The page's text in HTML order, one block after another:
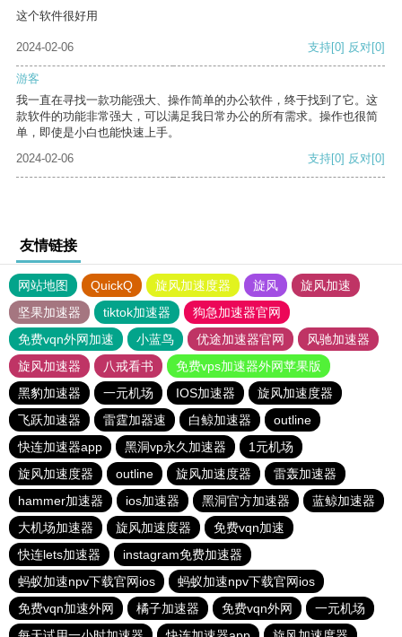
这个软件很好用
2024-02-06 支持[0] 反对[0]
游客
我一直在寻找一款功能强大、操作简单的办公软件，终于找到了它。这
款软件的功能非常强大，可以满足我日常办公的所有需求。操作也很简
单，即使是小白也能快速上手。
2024-02-06
支持[0] 反对[0]
友情链接
网站地图 QuickQ 旋风加速度器 旋风
旋风加速
坚果加速器
tiktok加速器
狗急加速器官网
免费vqn外网加速
小蓝鸟 优途加速器官网
风驰加速器
旋风加速器
八戒看书
免费vps加速器外网苹果版
黑豹加速器
一元机场 IOS加速器
旋风加速度器
飞跃加速器
雷霆加器速 白鲸加速器
outline
快连加速器app
黑洞vp永久加速器
1元机场
旋风加速度器
outline 旋风加速度器
雷轰加速器
hammer加速器
ios加速器 黑洞官方加速器
蓝鲸加速器
大机场加速器
旋风加速度器
免费vqn加速
快连lets加速器
instagram免费加速器
蚂蚁加速npv下载官网ios
蚂蚁加速npv下载官网ios
免费vqn加速外网
橘子加速器 免费vqn外网
一元机场